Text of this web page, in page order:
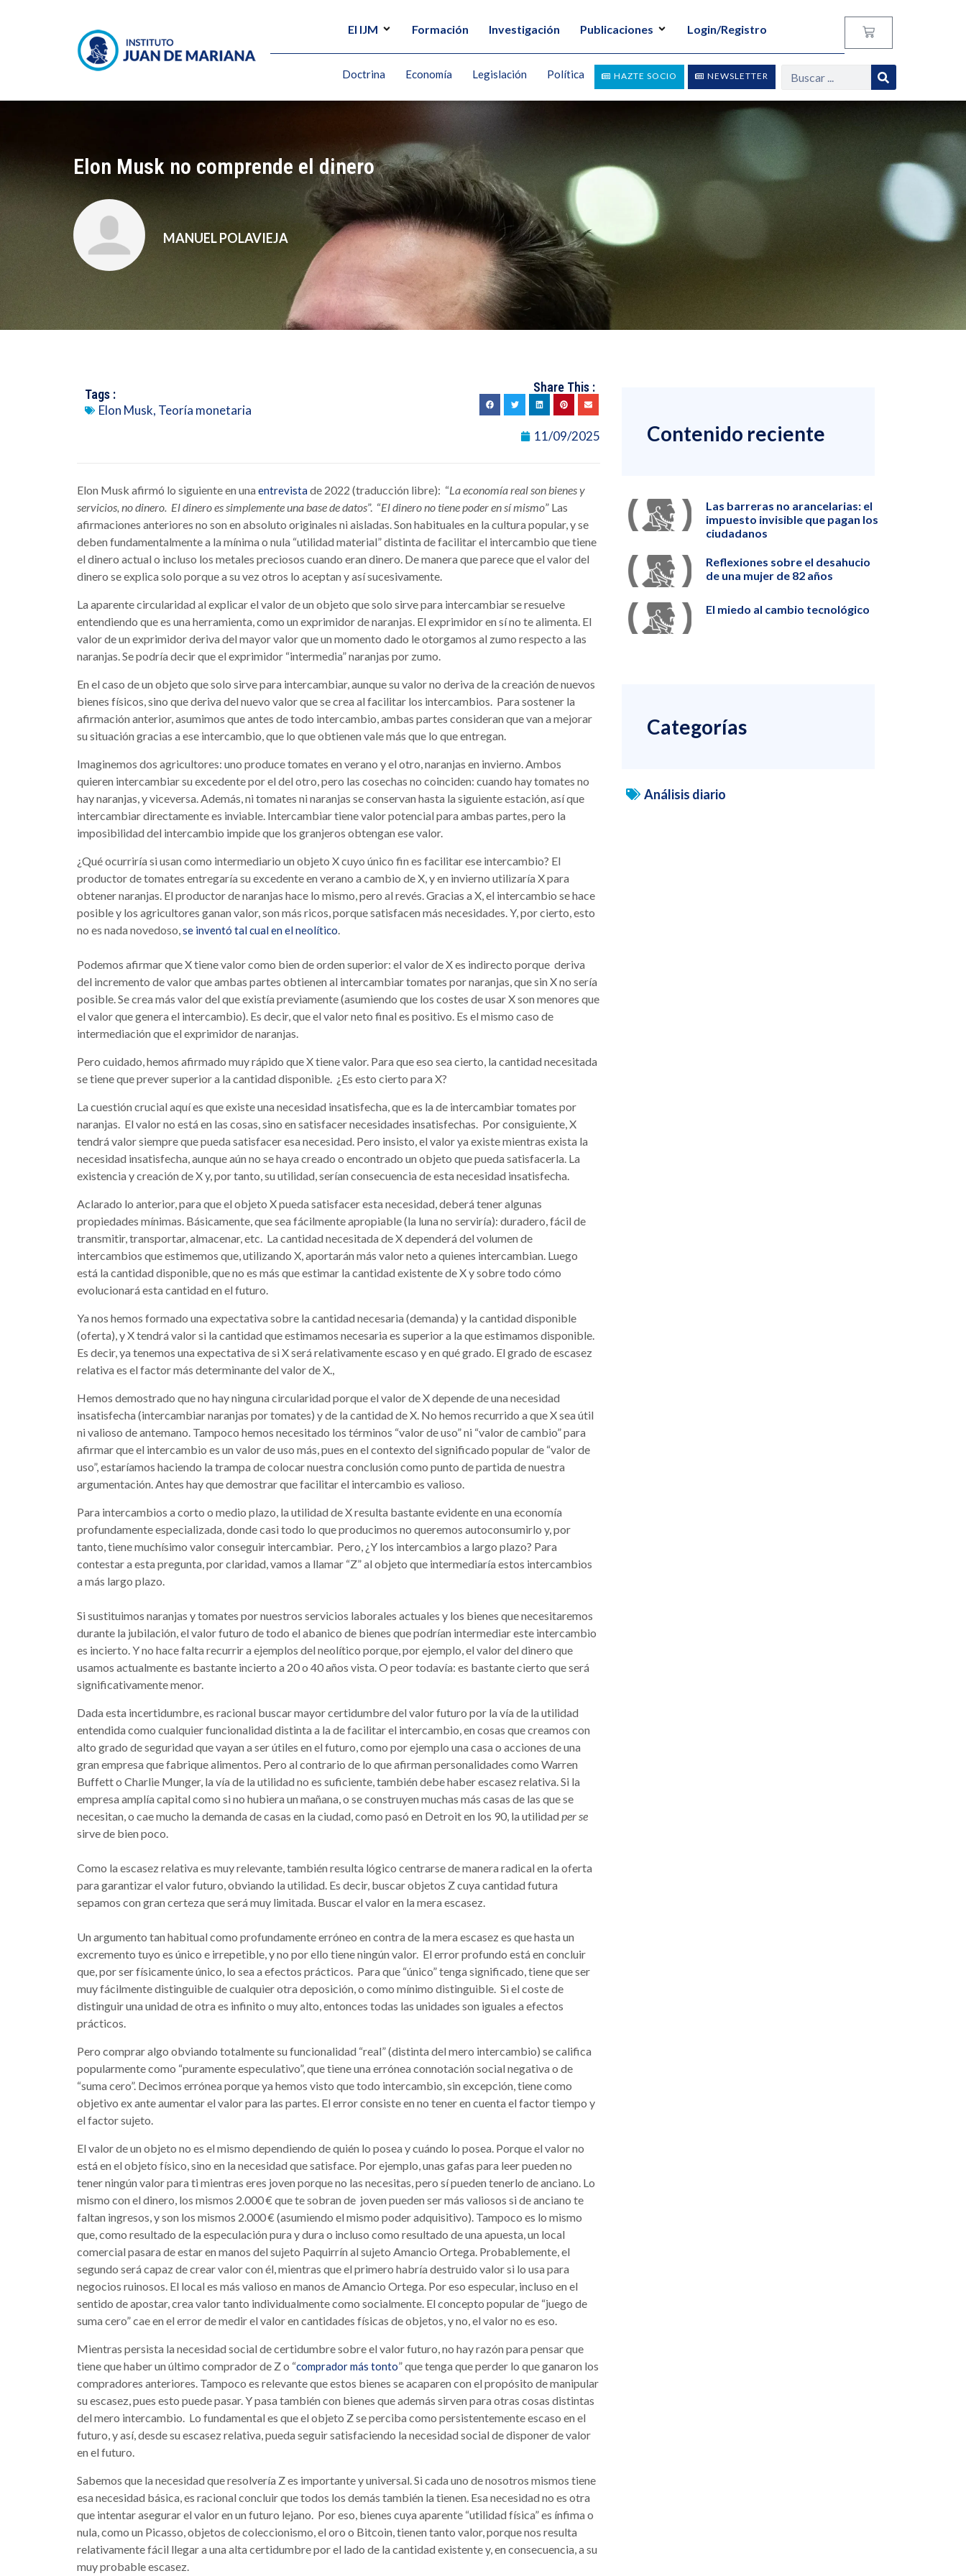
El IJM Formación Investigación Publicaciones Login/Registro
NEWSLETTER
HAZTE SOCIO
Doctrina Economía Legislación Política
Elon Musk no comprende el dinero
MANUEL POLAVIEJA
Tags :
Elon Musk, Teoría monetaria
Share This :
11/09/2025
Elon Musk afirmó lo siguiente en unaentrevista de 2022 (traducción libre): “La economía real son bienes y
servicios, no dinero. El dinero es simplemente una base de datos”. “El dinero no tiene poder en sí mismo” Las
afirmaciones anteriores no son en absoluto originales ni aisladas. Son habituales en la cultura popular, y se
deben fundamentalmente a la mínima o nula “utilidad material” distinta de facilitar el intercambio que tiene
el dinero actual o incluso los metales preciosos cuando eran dinero. De manera que parece que el valor del
dinero se explica solo porque a su vez otros lo aceptan y así sucesivamente.
La aparente circularidad al explicar el valor de un objeto que solo sirve para intercambiar se resuelve
entendiendo que es una herramienta, como un exprimidor de naranjas. El exprimidor en sí no te alimenta. El
valor de un exprimidor deriva del mayor valor que un momento dado le otorgamos al zumo respecto a las
naranjas. Se podría decir que el exprimidor “intermedia” naranjas por zumo.
En el caso de un objeto que solo sirve para intercambiar, aunque su valor no deriva de la creación de nuevos
bienes físicos, sino que deriva del nuevo valor que se crea al facilitar los intercambios. Para sostener la
afirmación anterior, asumimos que antes de todo intercambio, ambas partes consideran que van a mejorar
su situación gracias a ese intercambio, que lo que obtienen vale más que lo que entregan.
Imaginemos dos agricultores: uno produce tomates en verano y el otro, naranjas en invierno. Ambos
quieren intercambiar su excedente por el del otro, pero las cosechas no coinciden: cuando hay tomates no
hay naranjas, y viceversa. Además, ni tomates ni naranjas se conservan hasta la siguiente estación, así que
intercambiar directamente es inviable. Intercambiar tiene valor potencial para ambas partes, pero la
imposibilidad del intercambio impide que los granjeros obtengan ese valor.
¿Qué ocurriría si usan como intermediario un objeto X cuyo único fin es facilitar ese intercambio? El
productor de tomates entregaría su excedente en verano a cambio de X, y en invierno utilizaría X para
obtener naranjas. El productor de naranjas hace lo mismo, pero al revés. Gracias a X, el intercambio se hace
posible y los agricultores ganan valor, son más ricos, porque satisfacen más necesidades. Y, por cierto, esto
no es nada novedoso,se inventó tal cual en el neolítico.
Podemos afirmar que X tiene valor como bien de orden superior: el valor de X es indirecto porque deriva
del incremento de valor que ambas partes obtienen al intercambiar tomates por naranjas, que sin X no sería
posible. Se crea más valor del que existía previamente (asumiendo que los costes de usar X son menores que
el valor que genera el intercambio). Es decir, que el valor neto final es positivo. Es el mismo caso de
intermediación que el exprimidor de naranjas.
Pero cuidado, hemos afirmado muy rápido que X tiene valor. Para que eso sea cierto, la cantidad necesitada
se tiene que prever superior a la cantidad disponible. ¿Es esto cierto para X?
La cuestión crucial aquí es que existe una necesidad insatisfecha, que es la de intercambiar tomates por
naranjas. El valor no está en las cosas, sino en satisfacer necesidades insatisfechas. Por consiguiente, X
tendrá valor siempre que pueda satisfacer esa necesidad. Pero insisto, el valor ya existe mientras exista la
necesidad insatisfecha, aunque aún no se haya creado o encontrado un objeto que pueda satisfacerla. La
existencia y creación de X y, por tanto, su utilidad, serían consecuencia de esta necesidad insatisfecha.
Aclarado lo anterior, para que el objeto X pueda satisfacer esta necesidad, deberá tener algunas
propiedades mínimas. Básicamente, que sea fácilmente apropiable (la luna no serviría): duradero, fácil de
transmitir, transportar, almacenar, etc. La cantidad necesitada de X dependerá del volumen de
intercambios que estimemos que, utilizando X, aportarán más valor neto a quienes intercambian. Luego
está la cantidad disponible, que no es más que estimar la cantidad existente de X y sobre todo cómo
evolucionará esta cantidad en el futuro.
Ya nos hemos formado una expectativa sobre la cantidad necesaria (demanda) y la cantidad disponible
(oferta), y X tendrá valor si la cantidad que estimamos necesaria es superior a la que estimamos disponible.
Es decir, ya tenemos una expectativa de si X será relativamente escaso y en qué grado. El grado de escasez
relativa es el factor más determinante del valor de X.,
Hemos demostrado que no hay ninguna circularidad porque el valor de X depende de una necesidad
insatisfecha (intercambiar naranjas por tomates) y de la cantidad de X. No hemos recurrido a que X sea útil
ni valioso de antemano. Tampoco hemos necesitado los términos “valor de uso” ni “valor de cambio” para
afirmar que el intercambio es un valor de uso más, pues en el contexto del significado popular de “valor de
uso”, estaríamos haciendo la trampa de colocar nuestra conclusión como punto de partida de nuestra
argumentación. Antes hay que demostrar que facilitar el intercambio es valioso.
Para intercambios a corto o medio plazo, la utilidad de X resulta bastante evidente en una economía
profundamente especializada, donde casi todo lo que producimos no queremos autoconsumirlo y, por
tanto, tiene muchísimo valor conseguir intercambiar. Pero, ¿Y los intercambios a largo plazo? Para
contestar a esta pregunta, por claridad, vamos a llamar “Z” al objeto que intermediaría estos intercambios
a más largo plazo.
Si sustituimos naranjas y tomates por nuestros servicios laborales actuales y los bienes que necesitaremos
durante la jubilación, el valor futuro de todo el abanico de bienes que podrían intermediar este intercambio
es incierto. Y no hace falta recurrir a ejemplos del neolítico porque, por ejemplo, el valor del dinero que
usamos actualmente es bastante incierto a 20 o 40 años vista. O peor todavía: es bastante cierto que será
significativamente menor.
Dada esta incertidumbre, es racional buscar mayor certidumbre del valor futuro por la vía de la utilidad
entendida como cualquier funcionalidad distinta a la de facilitar el intercambio, en cosas que creamos con
alto grado de seguridad que vayan a ser útiles en el futuro, como por ejemplo una casa o acciones de una
gran empresa que fabrique alimentos. Pero al contrario de lo que afirman personalidades como Warren
Buffett o Charlie Munger, la vía de la utilidad no es suficiente, también debe haber escasez relativa. Si la
empresa amplía capital como si no hubiera un mañana, o se construyen muchas más casas de las que se
necesitan, o cae mucho la demanda de casas en la ciudad, como pasó en Detroit en los 90, la utilidadper se
sirve de bien poco.
Como la escasez relativa es muy relevante, también resulta lógico centrarse de manera radical en la oferta
para garantizar el valor futuro, obviando la utilidad. Es decir, buscar objetos Z cuya cantidad futura
sepamos con gran certeza que será muy limitada. Buscar el valor en la mera escasez.
Un argumento tan habitual como profundamente erróneo en contra de la mera escasez es que hasta un
excremento tuyo es único e irrepetible, y no por ello tiene ningún valor. El error profundo está en concluir
que, por ser físicamente único, lo sea a efectos prácticos. Para que “único” tenga significado, tiene que ser
muy fácilmente distinguible de cualquier otra deposición, o como mínimo distinguible. Si el coste de
distinguir una unidad de otra es infinito o muy alto, entonces todas las unidades son iguales a efectos
prácticos.
Pero comprar algo obviando totalmente su funcionalidad “real” (distinta del mero intercambio) se califica
popularmente como “puramente especulativo”, que tiene una errónea connotación social negativa o de
“suma cero”. Decimos errónea porque ya hemos visto que todo intercambio, sin excepción, tiene como
objetivo ex ante aumentar el valor para las partes. El error consiste en no tener en cuenta el factor tiempo y
el factor sujeto.
El valor de un objeto no es el mismo dependiendo de quién lo posea y cuándo lo posea. Porque el valor no
está en el objeto físico, sino en la necesidad que satisface. Por ejemplo, unas gafas para leer pueden no
tener ningún valor para ti mientras eres joven porque no las necesitas, pero sí pueden tenerlo de anciano. Lo
mismo con el dinero, los mismos 2.000 € que te sobran de joven pueden ser más valiosos si de anciano te
faltan ingresos, y son los mismos 2.000 € (asumiendo el mismo poder adquisitivo). Tampoco es lo mismo
que, como resultado de la especulación pura y dura o incluso como resultado de una apuesta, un local
comercial pasara de estar en manos del sujeto Paquirrín al sujeto Amancio Ortega. Probablemente, el
segundo será capaz de crear valor con él, mientras que el primero habría destruido valor si lo usa para
negocios ruinosos. El local es más valioso en manos de Amancio Ortega. Por eso especular, incluso en el
sentido de apostar, crea valor tanto individualmente como socialmente. El concepto popular de “juego de
suma cero” cae en el error de medir el valor en cantidades físicas de objetos, y no, el valor no es eso.
Mientras persista la necesidad social de certidumbre sobre el valor futuro, no hay razón para pensar que
tiene que haber un último comprador de Z o “comprador más tonto” que tenga que perder lo que ganaron los
compradores anteriores. Tampoco es relevante que estos bienes se acaparen con el propósito de manipular
su escasez, pues esto puede pasar. Y pasa también con bienes que además sirven para otras cosas distintas
del mero intercambio. Lo fundamental es que el objeto Z se perciba como persistentemente escaso en el
futuro, y así, desde su escasez relativa, pueda seguir satisfaciendo la necesidad social de disponer de valor
en el futuro.
Sabemos que la necesidad que resolvería Z es importante y universal. Si cada uno de nosotros mismos tiene
esa necesidad básica, es racional concluir que todos los demás también la tienen. Esa necesidad no es otra
que intentar asegurar el valor en un futuro lejano. Por eso, bienes cuya aparente “utilidad física” es ínfima o
nula, como un Picasso, objetos de coleccionismo, el oro o Bitcoin, tienen tanto valor, porque nos resulta
relativamente fácil llegar a una alta certidumbre por el lado de la cantidad existente y, en consecuencia, a su
muy probable escasez.
Contenido reciente
Las barreras no arancelarias: el
impuesto invisible que pagan los
ciudadanos
Reflexiones sobre el desahucio
de una mujer de 82 años
El miedo al cambio tecnológico
Categorías
Análisis diario